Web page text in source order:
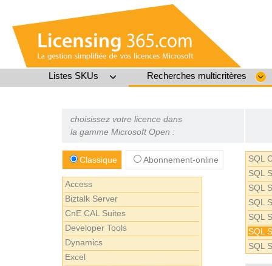
Listes SKUs Recherches multicritères
choisissez votre licence dans
la gamme Microsoft Open :
Classique Abonnement-online
Access
Biztalk Server
CnE CAL Suites
Developer Tools
Dynamics
Excel
SQL
SQL
SQL
SQL
SQL
SQL
SQL